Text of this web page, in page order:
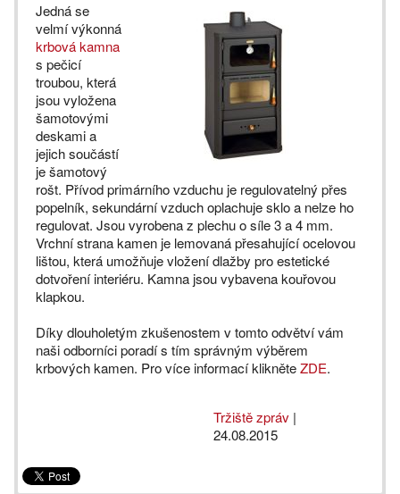
Jedná se
velmí výkonná
krbová kamna
s pečicí
troubou, která
jsou vyložena
šamotovými
deskami a
jejich součástí
je šamotový
rošt. Přívod primárního vzduchu je regulovatelný přes
popelník, sekundární vzduch oplachuje sklo a nelze ho
regulovat. Jsou vyrobena z plechu o síle 3 a 4 mm.
Vrchní strana kamen je lemovaná přesahující ocelovou
lištou, která umožňuje vložení dlažby pro estetické
dotvoření interiéru. Kamna jsou vybavena kouřovou
klapkou.
Díky dlouholetým zkušenostem v tomto odvětví vám
naši odborníci poradí s tím správným výběrem
krbových kamen. Pro více informací klikněteZDE.
Tržiště zpráv |
24.08.2015